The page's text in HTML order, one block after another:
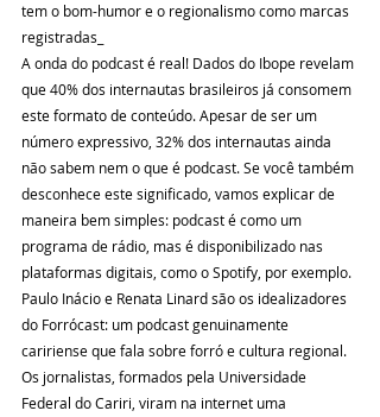
tem o bom-humor e o regionalismo como marcas
registradas_
A onda do podcast é real! Dados do Ibope revelam
que 40% dos internautas brasileiros já consomem
este formato de conteúdo. Apesar de ser um
número expressivo, 32% dos internautas ainda
não sabem nem o que é podcast. Se você também
desconhece este significado, vamos explicar de
maneira bem simples: podcast é como um
programa de rádio, mas é disponibilizado nas
plataformas digitais, como o Spotify, por exemplo.
Paulo Inácio e Renata Linard são os idealizadores
do Forrócast: um podcast genuinamente
caririense que fala sobre forró e cultura regional.
Os jornalistas, formados pela Universidade
Federal do Cariri, viram na internet uma